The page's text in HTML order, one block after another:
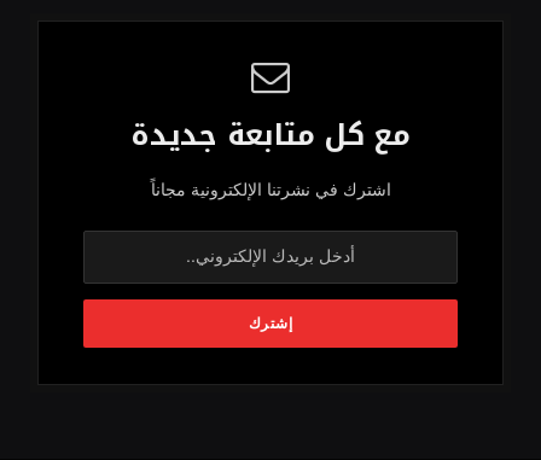
مع كل متابعة جديدة
اشترك في نشرتنا الإلكترونية مجاناً